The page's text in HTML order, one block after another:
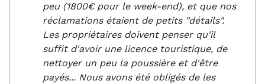
peu (1800€ pour le week-end), et que nos
réclamations étaient de petits "détails".
Les propriétaires doivent penser qu'il
suffit d'avoir une licence touristique, de
nettoyer un peu la poussière et d'être
payés... Nous avons été obligés de les